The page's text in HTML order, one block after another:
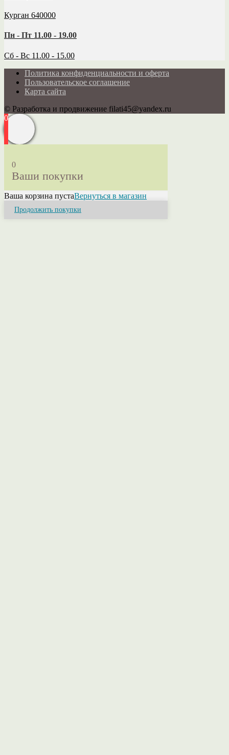
Курган 640000
Пн - Пт 11.00 - 19.00
Сб - Вс 11.00 - 15.00
Политика конфиденциальности и оферта
Пользовательское соглашение
Карта сайта
© Разработка и продвижение filati45@yandex.ru
0
0
Ваши покупки
Ваша корзина пустаВернуться в магазин
Продолжить покупки